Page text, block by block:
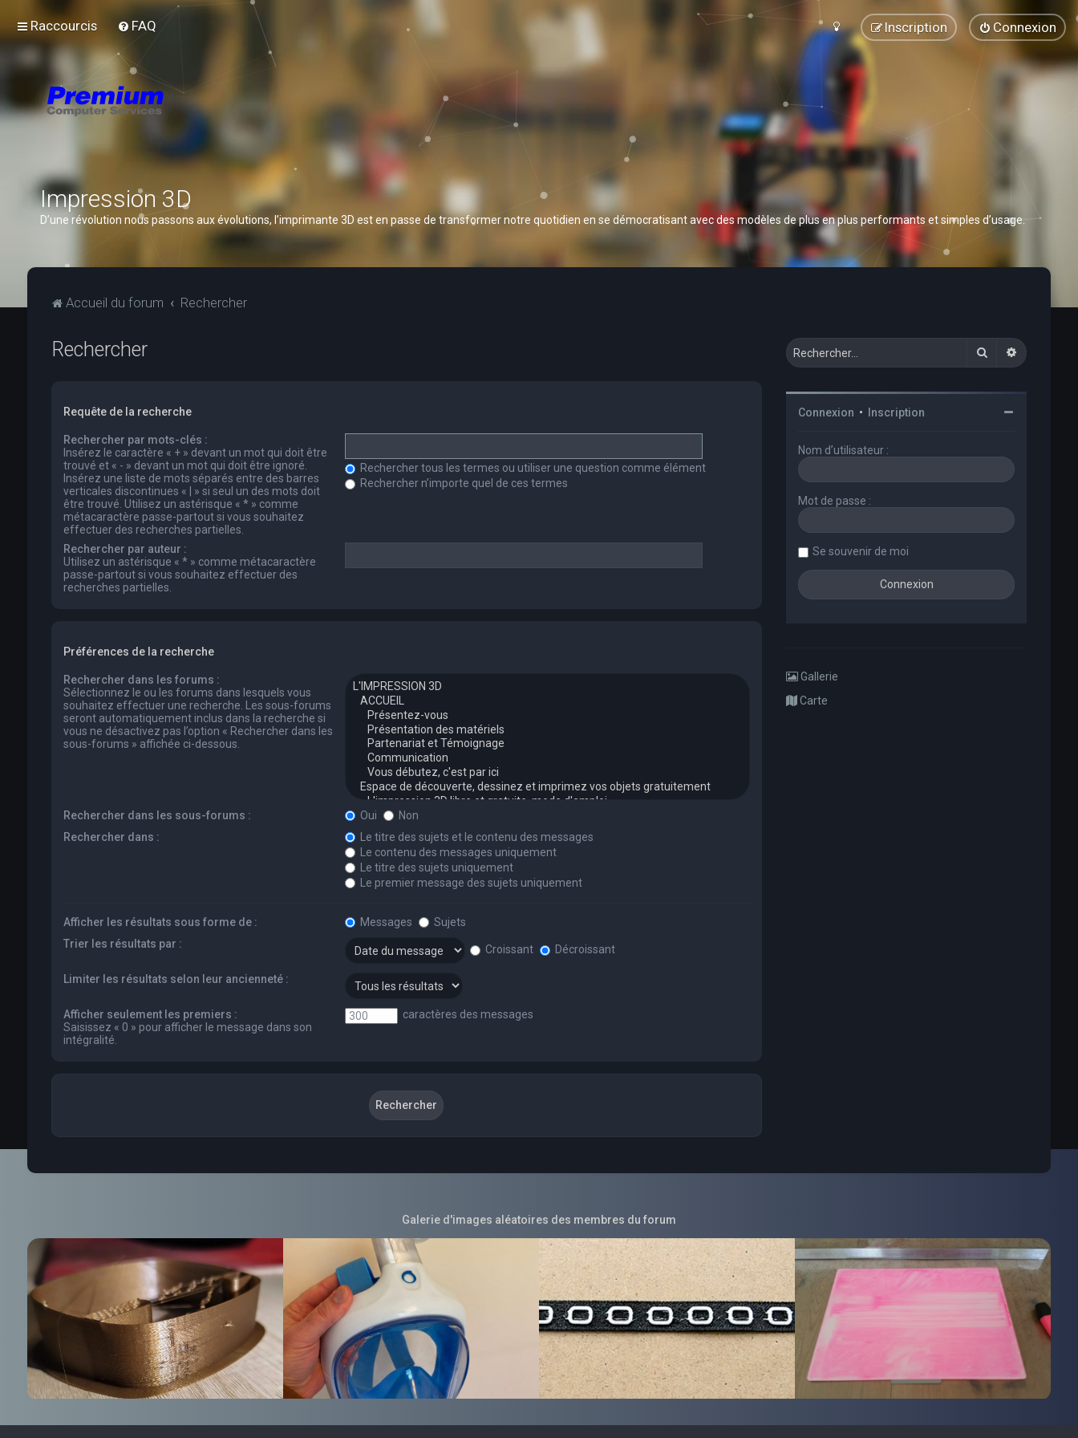
Raccourcis FAQ Connexion
Inscription
Impression 3D
D’une révolution nous passons aux évolutions, l’imprimante 3D est en passe de transformer notre quotidien en se démocratisant avec des modèles de plus en plus performants et simples d’usage.
Accueil du forum Rechercher
Rechercher
Requête de la recherche
Rechercher par mots-clés :
Insérez le caractère « + » devant un mot qui doit être
trouvé et « - » devant un mot qui doit être ignoré.
Insérez une liste de mots séparés entre des barres
verticales discontinues « | » si seul un des mots doit
être trouvé. Utilisez un astérisque « * » comme
métacaractère passe-partout si vous souhaitez
effectuer des recherches partielles.
Rechercher tous les termes ou utiliser une question comme élément
Rechercher n’importe quel de ces termes
Rechercher par auteur :
Utilisez un astérisque « * » comme métacaractère
passe-partout si vous souhaitez effectuer des
recherches partielles.
Préférences de la recherche
Rechercher dans les forums :
Sélectionnez le ou les forums dans lesquels vous
souhaitez effectuer une recherche. Les sous-forums
seront automatiquement inclus dans la recherche si
vous ne désactivez pas l’option « Rechercher dans les
sous-forums » affichée ci-dessous.
Rechercher dans les sous-forums : Oui
Non
Rechercher dans :
Le titre des sujets et le contenu des messages
Le contenu des messages uniquement
Le titre des sujets uniquement
Le premier message des sujets uniquement
Afficher les résultats sous forme de : Messages
Sujets
Trier les résultats par :
Croissant Décroissant
Limiter les résultats selon leur ancienneté :
Afficher seulement les premiers :
Saisissez « 0 » pour afficher le message dans son
intégralité.
caractères des messages
Rechercher
Connexion • Inscription
Nom d’utilisateur :
Mot de passe :
Se souvenir de moi
Gallerie
Carte
Galerie d'images aléatoires des membres du forum